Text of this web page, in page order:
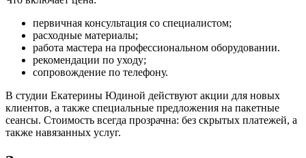
первичная консультация со специалистом;
расходные материалы;
работа мастера на профессиональном оборудовании.
рекомендации по уходу;
сопровождение по телефону.
В студии Екатерины Юдиной действуют акции для новых
клиентов, а также специальные предложения на пакетные
сеансы. Стоимость всегда прозрачна: без скрытых платежей, а
также навязанных услуг.